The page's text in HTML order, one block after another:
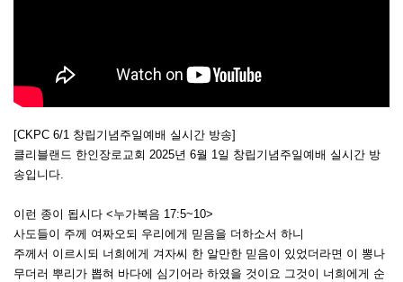
[CKPC 6/1 창립기념주일예배 실시간 방송]
클리블랜드 한인장로교회 2025년 6월 1일 창립기념주일예배 실시간 방
송입니다.
이런 종이 됩시다 <누가복음 17:5~10>
사도들이 주께 여짜오되 우리에게 믿음을 더하소서 하니
주께서 이르시되 너희에게 겨자씨 한 알만한 믿음이 있었더라면 이 뽕나
무더러 뿌리가 뽑혀 바다에 심기어라 하였을 것이요 그것이 너희에게 순